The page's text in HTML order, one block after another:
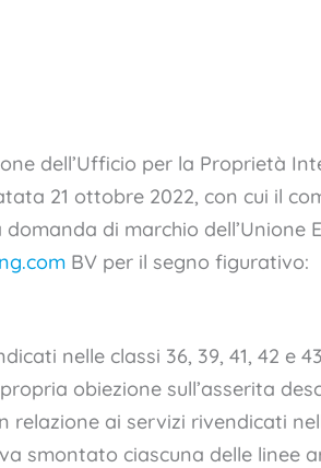
dell’Ufficio per la Proprietà
21 ottobre 2022, con cui il
di marchio dell’Unione
BV per il segno figurativo:
nelle classi 36, 39, 41, 42 e
obiezione sull’asserita
relazione ai servizi rivendicati
smontato ciascuna delle linee